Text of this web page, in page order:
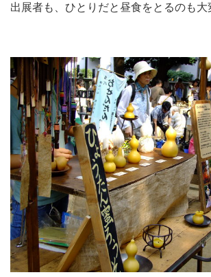
出展者も、ひとりだと昼食をとるのも大